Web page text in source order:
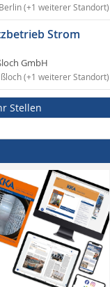
(+1 weiterer Standort)
Strom
GmbH
(+1 weiterer Standort)
Stellen